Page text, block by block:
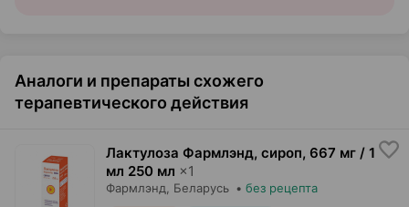
Аналоги и препараты схожего
терапевтического действия
Лактулоза Фармлэнд, сироп, 667 мг / 1
мл 250 мл ×1
Фармлэнд , Беларусь • без рецепта